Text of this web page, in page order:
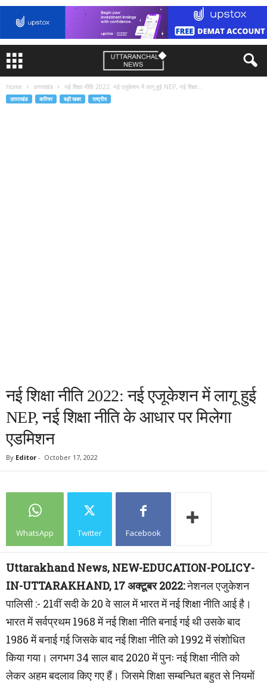
Home उत्तराखंड नई शिक्षा नीति 2022: नई एजूकेशन में लागू हुई NEP, नई शिक्षा...
उत्तराखंड करियर बड़ी खबर राष्ट्रीय
नई शिक्षा नीति 2022: नई एजूकेशन में लागू हुई
NEP, नई शिक्षा नीति के आधार पर मिलेगा
एडमिशन
By Editor - October 17, 2022
WhatsApp Twitter Facebook
Uttarakhand News, NEW-EDUCATION-POLICY-
IN-UTTARAKHAND, 17 अक्टूबर 2022:नेशनल एजुकेशन
पालिसी :- 21वीं सदी के 20 वे साल में भारत में नई शिक्षा नीति आई है।
भारत में सर्वप्रथम 1968 में नई शिक्षा नीति बनाई गई थी उसके बाद
1986 में बनाई गई जिसके बाद नई शिक्षा नीति को 1992 में संशोधित
किया गया। लगभग 34 साल बाद 2020 में पुनः नई शिक्षा नीति को
लेकर अहम बदलाव किए गए हैं। जिसमे शिक्षा सम्बन्धित बहुत से नियमों